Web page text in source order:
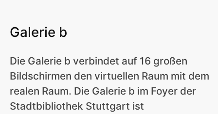
Galerie b
Die Galerie b verbindet auf 16 großen
Bildschirmen den virtuellen Raum mit dem
realen Raum. Die Galerie b im Foyer der
Stadtbibliothek Stuttgart ist